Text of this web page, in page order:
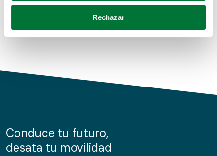
para buscar características específicas (huellas
Obtenga más información sobre cómo se procesan sus
de cookies.
información sobre el uso que haga del sitio web con
nuestros partners de redes sociales, publicidad y análisis
Rechazar
Conduce tu futuro,
desata tu movilidad